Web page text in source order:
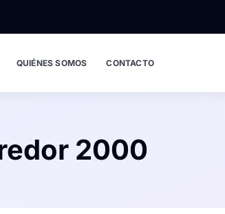
QUIÉNES SOMOS CONTACTO
2000